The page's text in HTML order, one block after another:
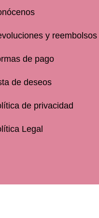
y reembolsos
de pago
de deseos
de privacidad
Legal